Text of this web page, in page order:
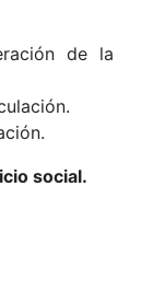
de la
social.